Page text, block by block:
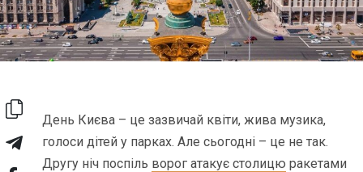
День Києва – це зазвичай квіти, жива музика,
голоси дітей у парках. Але сьогодні – це не так.
Другу ніч поспіль ворог атакує столицю ракетами